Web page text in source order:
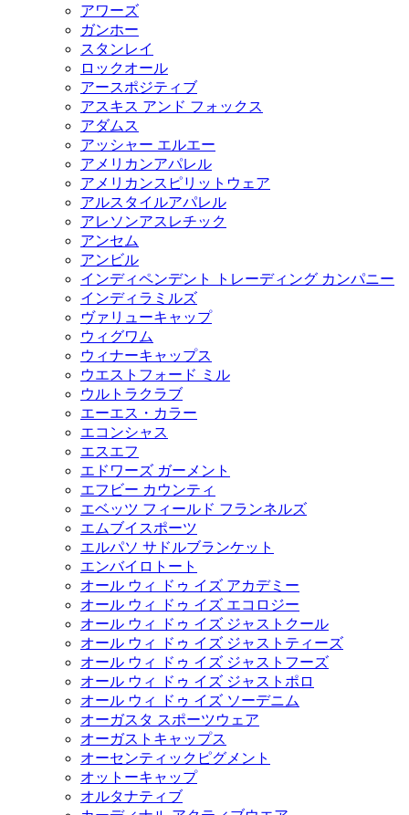
アワーズ
ガンホー
スタンレイ
ロックオール
アースポジティブ
アスキス アンド フォックス
アダムス
アッシャー エルエー
アメリカンアパレル
アメリカンスピリットウェア
アルスタイルアパレル
アレソンアスレチック
アンセム
アンビル
インディペンデント トレーディング カンパニー
インディラミルズ
ヴァリューキャップ
ウィグワム
ウィナーキャップス
ウエストフォード ミル
ウルトラクラブ
エーエス・カラー
エコンシャス
エスエフ
エドワーズ ガーメント
エフビー カウンティ
エベッツ フィールド フランネルズ
エムブイスポーツ
エルパソ サドルブランケット
エンバイロトート
オール ウィ ドゥ イズ アカデミー
オール ウィ ドゥ イズ エコロジー
オール ウィ ドゥ イズ ジャストクール
オール ウィ ドゥ イズ ジャストティーズ
オール ウィ ドゥ イズ ジャストフーズ
オール ウィ ドゥ イズ ジャストポロ
オール ウィ ドゥ イズ ソーデニム
オーガスタ スポーツウェア
オーガストキャップス
オーセンティックピグメント
オットーキャップ
オルタナティブ